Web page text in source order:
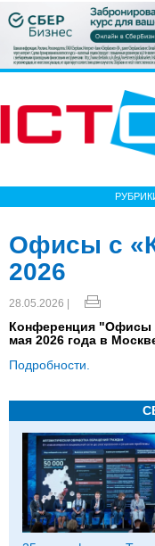
Офисы с
2026
28.05.2026 |
Конференция "Офисы
мая 2026 года в
Подробности.